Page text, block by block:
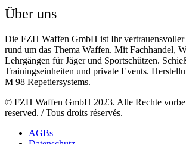
Über uns
Die FZH Waffen GmbH ist Ihr vertrauensvoller
rund um das Thema Waffen. Mit Fachhandel,
Lehrgängen für Jäger und Sportschützen.
Trainingseinheiten und private Events.
M 98 Repetiersystems.
© FZH Waffen GmbH 2023. Alle Rechte
reserved. / Tous droits réservés.
AGBs